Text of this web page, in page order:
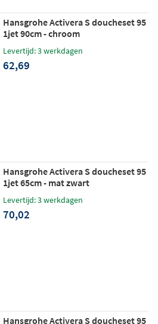
Hansgrohe Activera S doucheset 95
1jet 90cm - chroom
Levertijd: 3 werkdagen
62,69
Hansgrohe Activera S doucheset 95
1jet 65cm - mat zwart
Levertijd: 3 werkdagen
70,02
Hansgrohe Activera S doucheset 95